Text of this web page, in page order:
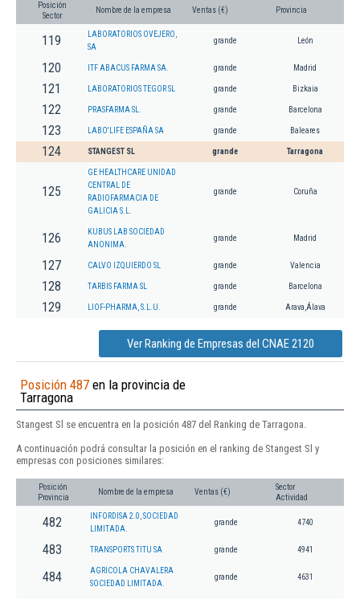
Posición
Sector
Nombre de la empresa Ventas (€) Provincia
119
LABORATORIOS OVEJERO,
SA
grande León
120 ITF ABACUS FARMA SA. grande Madrid
121 LABORATORIOS TEGOR SL grande Bizkaia
122 PRASFARMA SL. grande Barcelona
123 LABO'LIFE ESPAÑA SA grande Baleares
124 STANGEST SL grande Tarragona
125
GE HEALTHCARE UNIDAD
CENTRAL DE
RADIOFARMACIA DE
GALICIA S.L.
grande Coruña
126
KUBUS LAB SOCIEDAD
ANONIMA.
grande Madrid
127 CALVO IZQUIERDO SL grande Valencia
128 TARBIS FARMA SL grande Barcelona
129 LIOF-PHARMA, S.L.U. grande Arava,Álava
Ver Ranking de Empresas del CNAE 2120
Posición 487 en la provincia de
Tarragona
Stangest Sl se encuentra en la posición 487 del Ranking de Tarragona.
A continuación podrá consultar la posición en el ranking de Stangest Sl y
empresas con posiciones similares:
Posición
Provincia
Nombre de la empresa Ventas (€)
Sector
Actividad
482
INFORDISA 2.0, SOCIEDAD
LIMITADA.
grande 4740
483 TRANSPORTS TITU SA grande 4941
484
AGRICOLA CHAVALERA
SOCIEDAD LIMITADA.
grande 4631